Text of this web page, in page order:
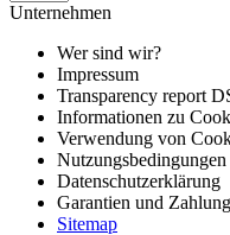
Unternehmen
Wer sind wir?
Impressum
Transparency report
Informationen zu
Verwendung von
Nutzungsbedingungen
Datenschutzerklärung
Garantien und
Sitemap